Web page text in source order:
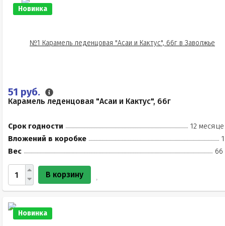
Новинка
51 руб.
Карамель леденцовая "Асаи и Кактус", 66г
Срок годности
12
Вложений в коробке
Вес
66
В корзину
Новинка